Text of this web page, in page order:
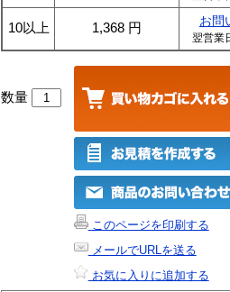
10以上 1,368 円 お問
翌営業
数量
このページを印刷する
メールでURLを送る
お気に入りに追加する